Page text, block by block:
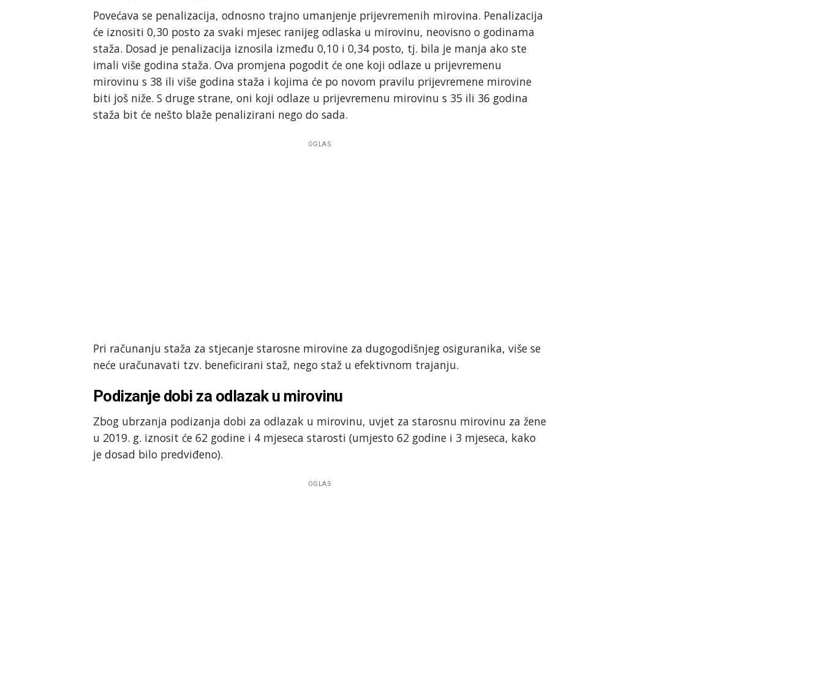
Povećava se penalizacija, odnosno trajno umanjenje prijevremenih mirovina. Penalizacija
će iznositi 0,30 posto za svaki mjesec ranijeg odlaska u mirovinu, neovisno o godinama
staža. Dosad je penalizacija iznosila između 0,10 i 0,34 posto, tj. bila je manja ako ste
imali više godina staža. Ova promjena pogodit će one koji odlaze u prijevremenu
mirovinu s 38 ili više godina staža i kojima će po novom pravilu prijevremene mirovine
biti još niže. S druge strane, oni koji odlaze u prijevremenu mirovinu s 35 ili 36 godina
staža bit će nešto blaže penalizirani nego do sada.
OGLAS
Pri računanju staža za stjecanje starosne mirovine za dugogodišnjeg osiguranika, više se
neće uračunavati tzv. beneficirani staž, nego staž u efektivnom trajanju.
Podizanje dobi za odlazak u mirovinu
Zbog ubrzanja podizanja dobi za odlazak u mirovinu, uvjet za starosnu mirovinu za žene
u 2019. g. iznosit će 62 godine i 4 mjeseca starosti (umjesto 62 godine i 3 mjeseca, kako
je dosad bilo predviđeno).
OGLAS